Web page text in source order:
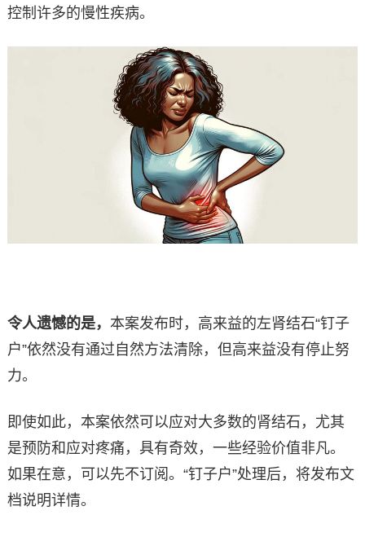
控制许多的慢性疾病。
令人遗憾的是， 本案发布时，高来益的左肾结石“钉子
户”依然没有通过自然方法清除，但高来益没有停止努
力。
即使如此，本案依然可以应对大多数的肾结石，尤其
是预防和应对疼痛，具有奇效，一些经验价值非凡。
如果在意，可以先不订阅。“钉子户”处理后，将发布文
档说明详情。